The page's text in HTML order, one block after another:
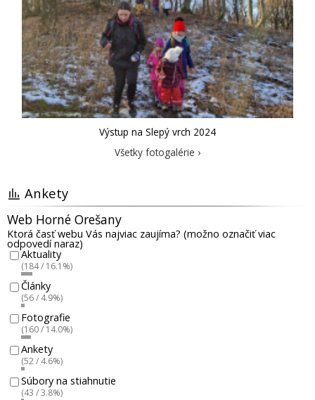
Výstup na Slepý vrch 2024
Všetky fotogalérie ›
Ankety
Web Horné Orešany
Ktorá časť webu Vás najviac zaujíma? (možno označiť viac
odpovedí naraz)
Aktuality
(184 / 16.1%)
Články
(56 / 4.9%)
Fotografie
(160 / 14.0%)
Ankety
(52 / 4.6%)
Súbory na stiahnutie
(43 / 3.8%)